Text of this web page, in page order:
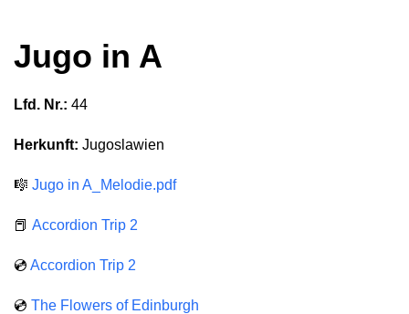
Jugo in A
Lfd. Nr.: 44
Herkunft: Jugoslawien
🎼 Jugo in A_Melodie.pdf
📕 Accordion Trip 2
💿 Accordion Trip 2
💿 The Flowers of Edinburgh